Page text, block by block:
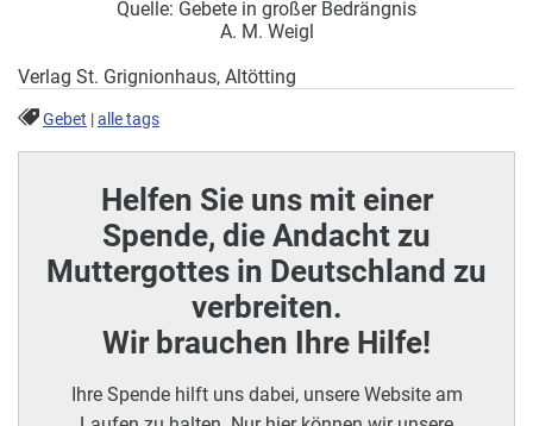
Quelle: Gebete in großer Bedrängnis
A. M. Weigl
Verlag St. Grignionhaus, Altötting
Gebet |alle tags
Helfen Sie uns mit einer
Spende, die Andacht zu
Muttergottes in Deutschland zu
verbreiten.
Wir brauchen Ihre Hilfe!
Ihre Spende hilft uns dabei, unsere Website am